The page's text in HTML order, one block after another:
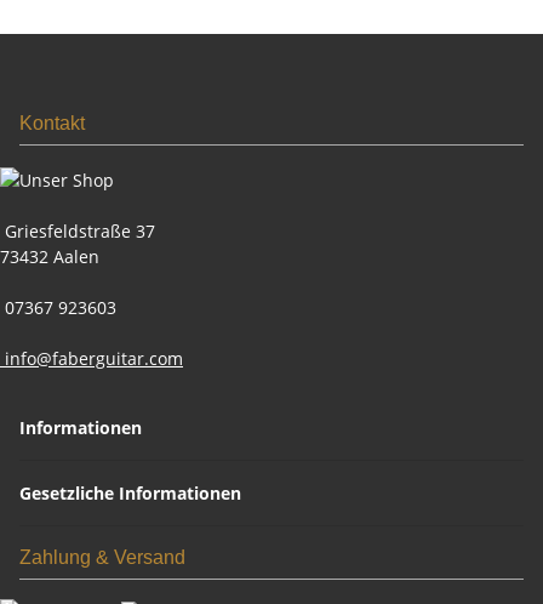
Kontakt
Griesfeldstraße 37
73432 Aalen
07367 923603
info@faberguitar.com
Informationen
Gesetzliche Informationen
Zahlung & Versand